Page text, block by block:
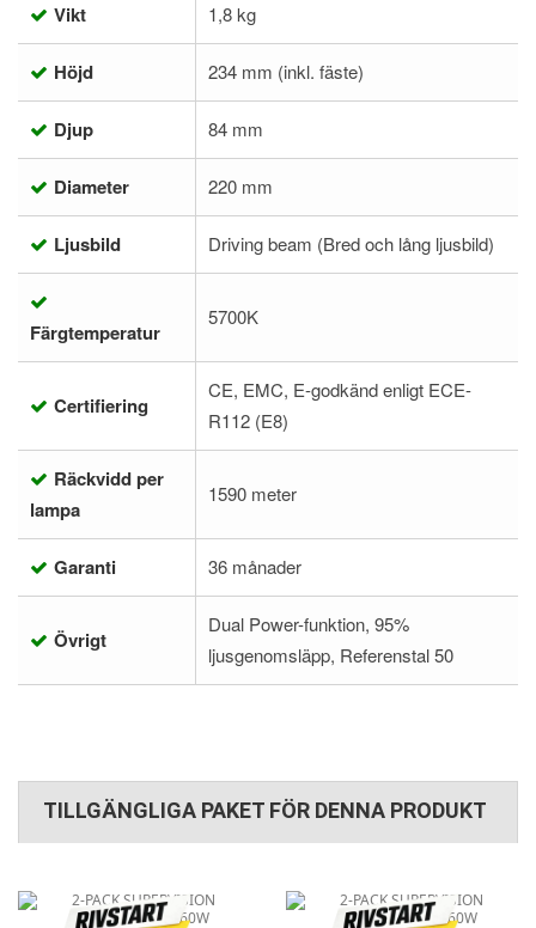
Vikt 1,8 kg
Höjd 234 mm (inkl. fäste)
Djup 84 mm
Diameter 220 mm
Ljusbild Driving beam (Bred och lång ljusbild)
Färgtemperatur
5700K
Certifiering
CE, EMC, E-godkänd enligt ECE-
R112 (E8)
Räckvidd per
lampa
1590 meter
Garanti 36 månader
Övrigt
Dual Power-funktion, 95%
ljusgenomsläpp, Referenstal 50
TILLGÄNGLIGA PAKET FÖR DENNA PRODUKT